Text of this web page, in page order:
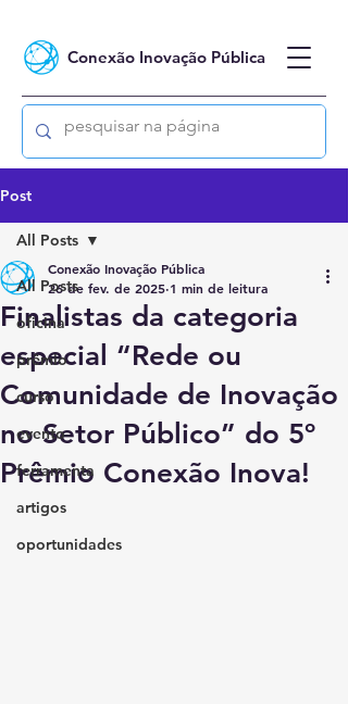
Conexão Inovação Pública
Post
All Posts
oficina
prêmio
curso
evento
ferramenta
artigos
oportunidades
All Posts
Finalistas da categoria
especial “Rede ou
Comunidade de Inovação
no Setor Público” do 5º
Prêmio Conexão Inova!
Conexão Inovação Pública
26 de fev. de 2025 1 min de leitura